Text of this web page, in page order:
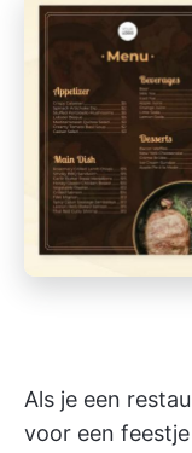
Als je een
voor een